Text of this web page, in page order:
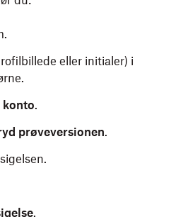
eller initialer) i
.
prøveversionen.
.